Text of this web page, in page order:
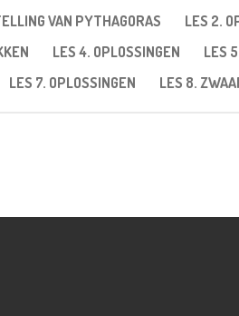
VAN PYTHAGORAS LES 2.
LES 4. OPLOSSINGEN LES
LES 7. OPLOSSINGEN LES 8.